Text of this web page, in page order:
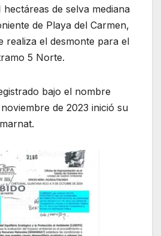
hectáreas de selva mediana
de Playa del Carmen,
realiza el desmonte para el
5 Norte.
bajo el nombre
noviembre de 2023 inició su